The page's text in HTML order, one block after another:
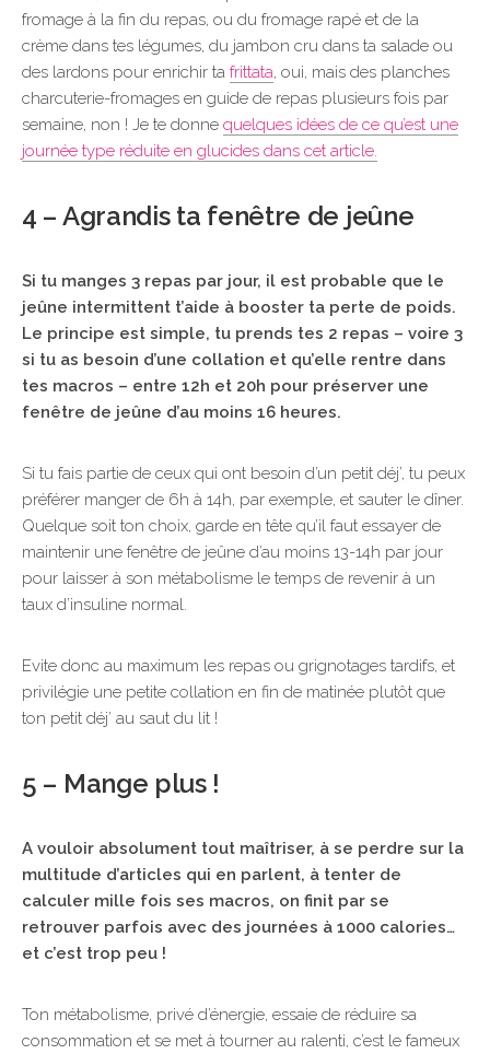
fromage à la fin du repas, ou du fromage rapé et de la
crème dans tes légumes, du jambon cru dans ta salade ou
des lardons pour enrichir ta frittata , oui, mais des planches
charcuterie-fromages en guide de repas plusieurs fois par
semaine, non ! Je te donne quelques idées de ce qu’est une
journée type réduite en glucides dans cet article.
4 – Agrandis ta fenêtre de jeûne
Si tu manges 3 repas par jour, il est probable que le
jeûne intermittent t’aide à booster ta perte de poids.
Le principe est simple, tu prends tes 2 repas – voire 3
si tu as besoin d’une collation et qu’elle rentre dans
tes macros – entre 12h et 20h pour préserver une
fenêtre de jeûne d’au moins 16 heures.
Si tu fais partie de ceux qui ont besoin d’un petit déj’, tu peux
préférer manger de 6h à 14h, par exemple, et sauter le dîner.
Quelque soit ton choix, garde en tête qu’il faut essayer de
maintenir une fenêtre de jeûne d’au moins 13-14h par jour
pour laisser à son métabolisme le temps de revenir à un
taux d’insuline normal.
Evite donc au maximum les repas ou grignotages tardifs, et
privilégie une petite collation en fin de matinée plutôt que
ton petit déj’ au saut du lit !
5 – Mange plus !
A vouloir absolument tout maîtriser, à se perdre sur la
multitude d’articles qui en parlent, à tenter de
calculer mille fois ses macros, on finit par se
retrouver parfois avec des journées à 1000 calories…
et c’est trop peu !
Ton métabolisme, privé d’énergie, essaie de réduire sa
consommation et se met à tourner au ralenti, c’est le fameux